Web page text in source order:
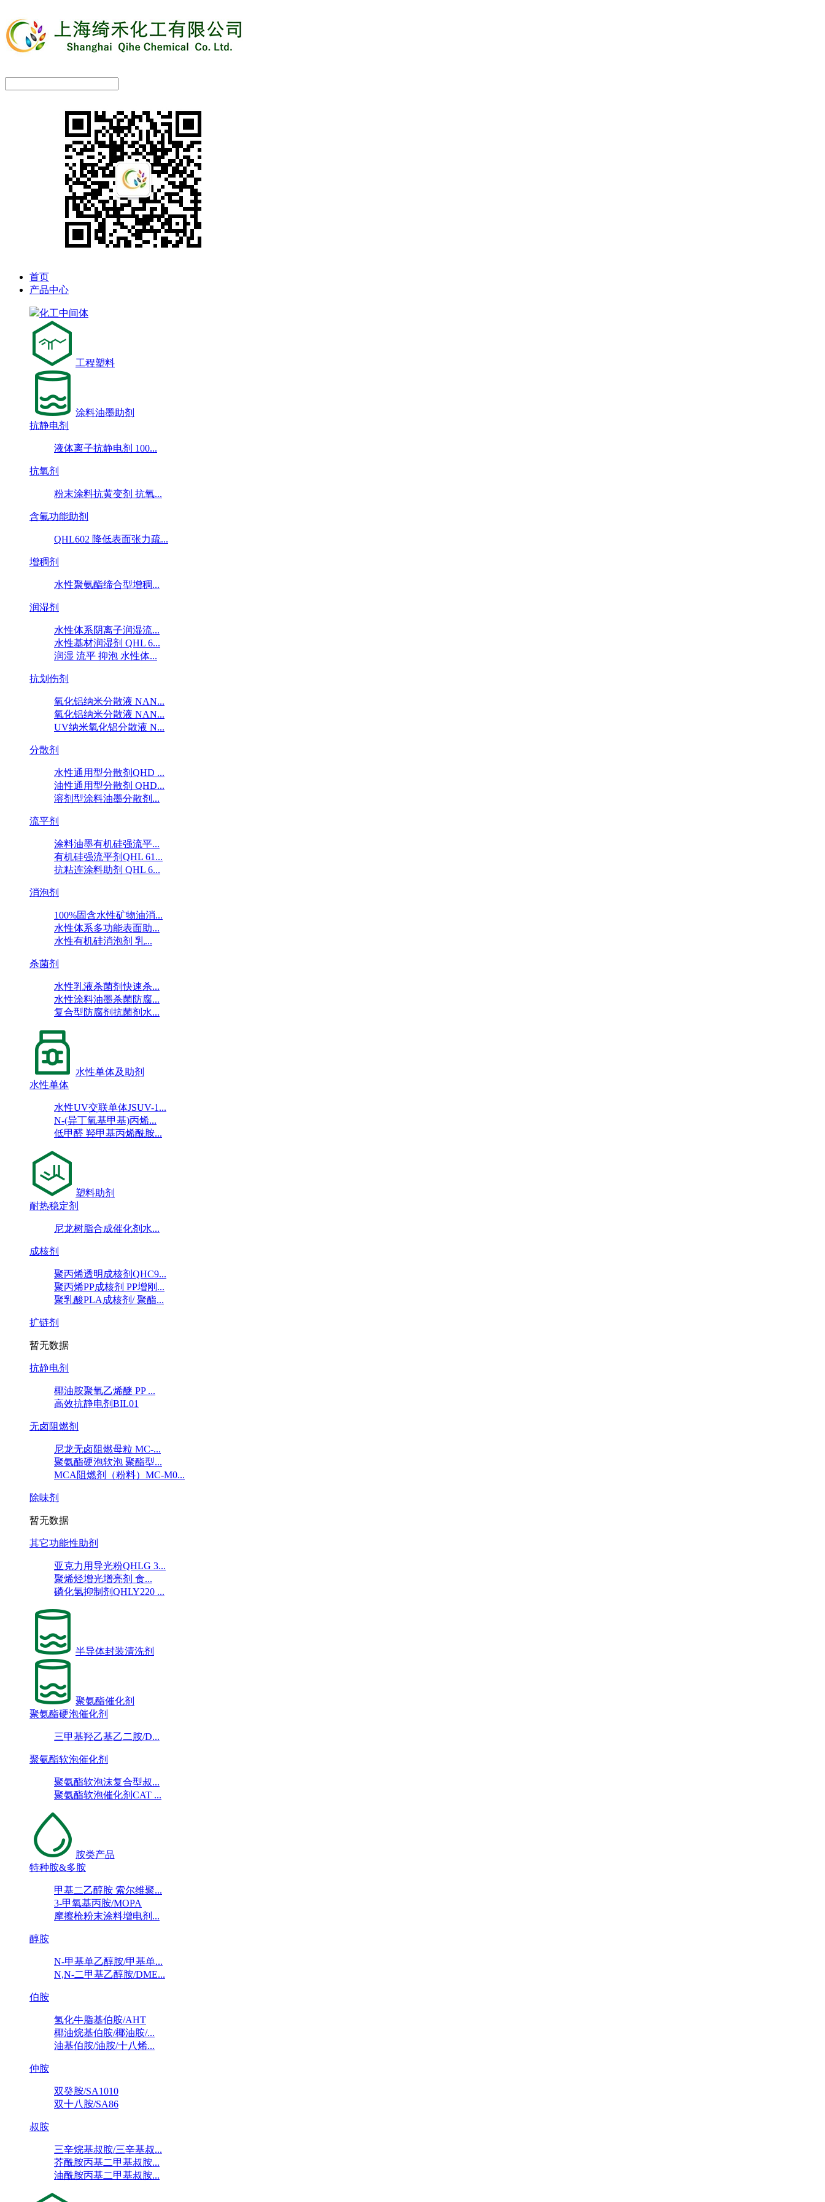
首页
产品中心
化工中间体
工程塑料
涂料油墨助剂
抗静电剂
液体离子抗静电剂 100...
抗氧剂
粉末涂料抗黄变剂 抗氧...
含氟功能助剂
QHL602 降低表面张力疏...
增稠剂
水性聚氨酯缔合型增稠...
润湿剂
水性体系阴离子润湿流...
水性基材润湿剂 QHL 6...
润湿 流平 抑泡 水性体...
抗划伤剂
氧化铝纳米分散液 NAN...
氧化铝纳米分散液 NAN...
UV纳米氧化铝分散液 N...
分散剂
水性通用型分散剂QHD ...
油性通用型分散剂 QHD...
溶剂型涂料油墨分散剂...
流平剂
涂料油墨有机硅强流平...
有机硅强流平剂QHL 61...
抗粘连涂料助剂 QHL 6...
消泡剂
100%固含水性矿物油消...
水性体系多功能表面助...
水性有机硅消泡剂 乳...
杀菌剂
水性乳液杀菌剂快速杀...
水性涂料油墨杀菌防腐...
复合型防腐剂抗菌剂水...
水性单体及助剂
水性单体
水性UV交联单体JSUV-1...
N-(异丁氧基甲基)丙烯...
低甲醛 羟甲基丙烯酰胺...
塑料助剂
耐热稳定剂
尼龙树脂合成催化剂水...
成核剂
聚丙烯透明成核剂QHC9...
聚丙烯PP成核剂 PP增刚...
聚乳酸PLA成核剂/ 聚酯...
扩链剂
暂无数据
抗静电剂
椰油胺聚氧乙烯醚 PP ...
高效抗静电剂BIL01
无卤阻燃剂
尼龙无卤阻燃母粒 MC-...
聚氨酯硬泡软泡 聚酯型...
MCA阻燃剂（粉料）MC-M0...
除味剂
暂无数据
其它功能性助剂
亚克力用导光粉QHLG 3...
聚烯烃增光增亮剂 食...
磷化氢抑制剂QHLY220 ...
半导体封装清洗剂
聚氨酯催化剂
聚氨酯硬泡催化剂
三甲基羟乙基乙二胺/D...
聚氨酯软泡催化剂
聚氨酯软泡沫复合型叔...
聚氨酯软泡催化剂CAT ...
胺类产品
特种胺&多胺
甲基二乙醇胺 索尔维聚...
3-甲氧基丙胺/MOPA
摩擦枪粉末涂料增电剂...
醇胺
N-甲基单乙醇胺/甲基单...
N,N-二甲基乙醇胺/DME...
伯胺
氢化牛脂基伯胺/AHT
椰油烷基伯胺/椰油胺/...
油基伯胺/油胺/十八烯...
仲胺
双癸胺/SA1010
双十八胺/SA86
叔胺
三辛烷基叔胺/三辛基叔...
芥酰胺丙基二甲基叔胺...
油酰胺丙基二甲基叔胺...